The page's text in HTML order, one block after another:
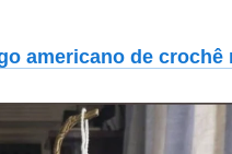
americano de crochê